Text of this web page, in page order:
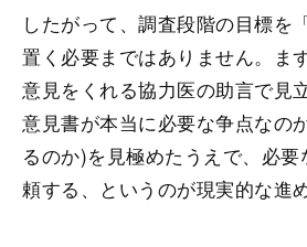
したがって、調査段階の目標を
置く必要まではありません。ま
意見をくれる協力医の助言で見
意見書が本当に必要な争点なの
るのか)を見極めたうえで、必
頼する、というのが現実的な進